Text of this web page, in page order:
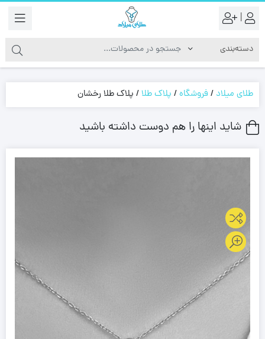
|
طلای میلاد /فروشگاه/ پلاک طلا/ پلاک طلا رخشان
شاید اینها را هم دوست داشته باشید